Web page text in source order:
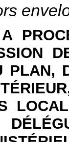
PLAN,